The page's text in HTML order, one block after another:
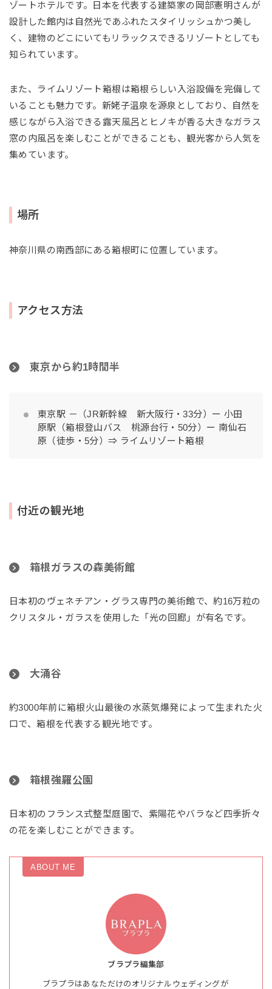
ゾートホテルです。日本を代表する建築家の岡部憲明さんが
設計した館内は自然光であふれたスタイリッシュかつ美し
く、建物のどこにいてもリラックスできるリゾートとしても
知られています。
また、ライムリゾート箱根は箱根らしい入浴設備を完備して
いることも魅力です。新姥子温泉を源泉としており、自然を
感じながら入浴できる露天風呂とヒノキが香る大きなガラス
窓の内風呂を楽しむことができることも、観光客から人気を
集めています。
場所
神奈川県の南西部にある箱根町に位置しています。
アクセス方法
東京から約1時間半
東京駅 －（JR新幹線 新大阪行・33分）ー 小田
原駅（箱根登山バス 桃源台行・50分）ー 南仙石
原（徒歩・5分）⇒ ライムリゾート箱根
付近の観光地
箱根ガラスの森美術館
日本初のヴェネチアン・グラス専門の美術館で、約16万粒の
クリスタル・ガラスを使用した「光の回廊」が有名です。
大涌谷
約3000年前に箱根火山最後の水蒸気爆発によって生まれた火
口で、箱根を代表する観光地です。
箱根強羅公園
日本初のフランス式整型庭園で、紫陽花やバラなど四季折々
の花を楽しむことができます。
ABOUT ME
ブラプラ編集部
ブラプラはあなただけのオリジナルウェディングが